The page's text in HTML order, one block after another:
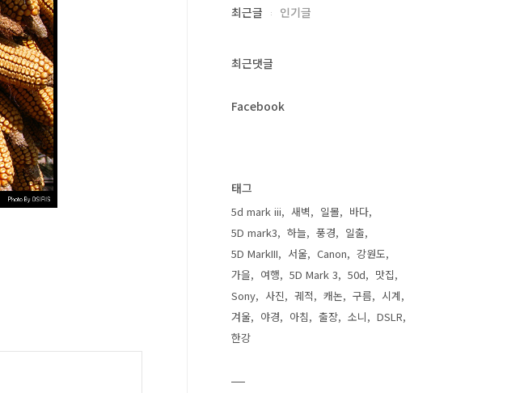
최근글 인기글
최근댓글
Facebook
태그
5d mark iii 새벽 일몰
바다
5D mark3
하늘 풍경
일출
5D MarkIII
서울 Canon
강원도
가을
여행 5D Mark 3 50d
맛집
Sony
사진 궤적 캐논 구름
시계
겨울
야경 아침 출장 소니
DSLR
한강